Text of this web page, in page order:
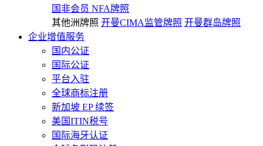
国非会员 NFA牌照
其他洲牌照 开曼CIMA监管牌照 开曼群岛牌照
企业增值服务
国内公证
国际公证
平台入驻
全球商标注册
新加坡 EP 续签
美国ITIN税号
国际海牙认证